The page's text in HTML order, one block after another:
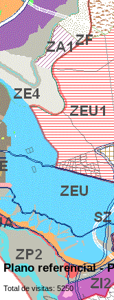
Plano referencial -
Total de visitas: 5250